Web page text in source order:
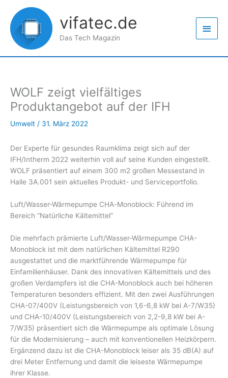
Inhalt
springen
vifatec.de
Das Tech Magazin
WOLF zeigt vielfältiges
Produktangebot auf der IFH
Umwelt / 31. März 2022
Der Experte für gesundes Raumklima zeigt sich auf der
IFH/Intherm 2022 weiterhin voll auf seine Kunden eingestellt.
WOLF präsentiert auf einem 300 m2 großen Messestand in
Halle 3A.001 sein aktuelles Produkt- und Serviceportfolio.
Luft/Wasser-Wärmepumpe CHA-Monoblock: Führend im
Bereich “Natürliche Kältemittel”
Die mehrfach prämierte Luft/Wasser-Wärmepumpe CHA-
Monoblock ist mit dem natürlichen Kältemittel R290
ausgestattet und die marktführende Wärmepumpe für
Einfamilienhäuser. Dank des innovativen Kältemittels und des
großen Verdampfers ist die CHA-Monoblock auch bei höheren
Temperaturen besonders effizient. Mit den zwei Ausführungen
CHA-07/400V (Leistungsbereich von 1,6-6,8 kW bei A-7/W35)
und CHA-10/400V (Leistungsbereich von 2,2-9,8 kW bei A-
7/W35) präsentiert sich die Wärmepumpe als optimale Lösung
für die Modernisierung – auch mit konventionellen Heizkörpern.
Ergänzend dazu ist die CHA-Monoblock leiser als 35 dB(A) auf
drei Meter Entfernung und damit die leiseste Wärmepumpe
ihrer Klasse.